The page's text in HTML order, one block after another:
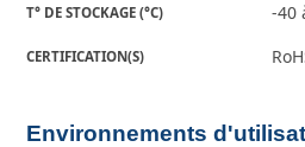
T° DE STOCKAGE (°C) -40
CERTIFICATION(S)
Environnements